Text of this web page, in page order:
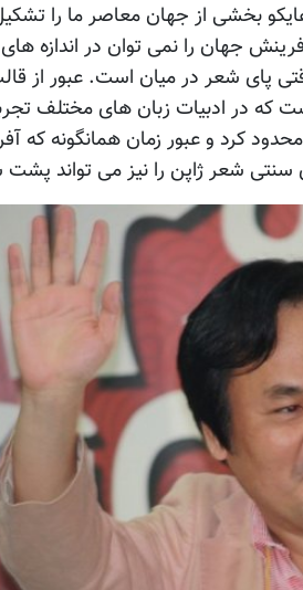
بخشی از جهان معاصر ما را
جهان را نمی توان در اندازه
وقتی پای شعر در میان است. عبور
که در ادبیات زبان های مختلف
کرد و عبور زمان همانگونه که
شعر ژاپن را نیز می تواند پشت